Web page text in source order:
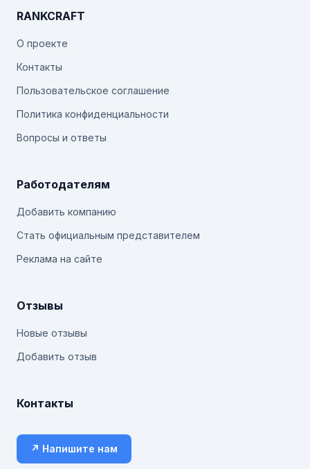
RANKCRAFT
О проекте
Контакты
Пользовательское соглашение
Политика конфиденциальности
Вопросы и ответы
Работодателям
Добавить компанию
Стать официальным представителем
Реклама на сайте
Отзывы
Новые отзывы
Добавить отзыв
Контакты
↗ Напишите нам